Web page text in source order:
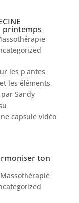
printemps
les plantes
les éléments,
Sandy
capsule vidéo
ton
Massothérapie